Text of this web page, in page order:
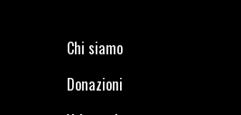
Chi siamo
Donazioni